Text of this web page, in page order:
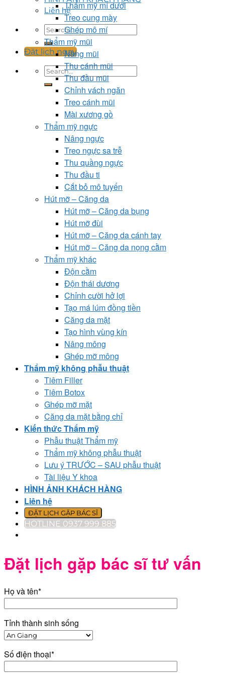
Liên hệ
Đặt lịch ngay
Thẩm mỹ mí dưới
Treo cung mày
Ghép mô mí
Thẩm mỹ mũi
Nâng mũi
Thu cánh mũi
Thu đầu mũi
Chỉnh vách ngăn
Treo cánh mũi
Mài xương gồ
Thẩm mỹ ngực
Nâng ngực
Treo ngực sa trễ
Thu quầng ngực
Thu đầu ti
Cắt bỏ mô tuyến
Hút mỡ – Căng da
Hút mỡ – Căng da bụng
Hút mỡ đùi
Hút mỡ – Căng da cánh tay
Hút mỡ – Căng da nọng cằm
Thẩm mỹ khác
Độn cằm
Độn thái dương
Chỉnh cười hở lợi
Tạo má lúm đồng tiền
Căng da mặt
Tạo hình vùng kín
Nâng mông
Ghép mỡ mông
Thẩm mỹ không phẫu thuật
Tiêm Filler
Tiêm Botox
Ghép mỡ mặt
Căng da mặt bằng chỉ
Kiến thức Thẩm mỹ
Phẫu thuật Thẩm mỹ
Thẩm mỹ không phẫu thuật
Lưu ý TRƯỚC – SAU phẫu thuật
Tài liệu Y khoa
HÌNH ẢNH KHÁCH HÀNG
Liên hệ
ĐẶT LỊCH GẶP BÁC SĨ
HOTLINE 0937 999 885
Đặt lịch gặp bác sĩ tư vấn
Họ và tên*
Tỉnh thành sinh sống
Số điện thoại*